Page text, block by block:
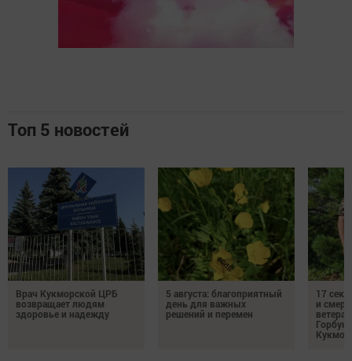
Топ 5 новостей
Врач Кукморской ЦРБ
возвращает людям
здоровье и надежду
5 августа: благоприятный
день для важных
решений и перемен
17
и